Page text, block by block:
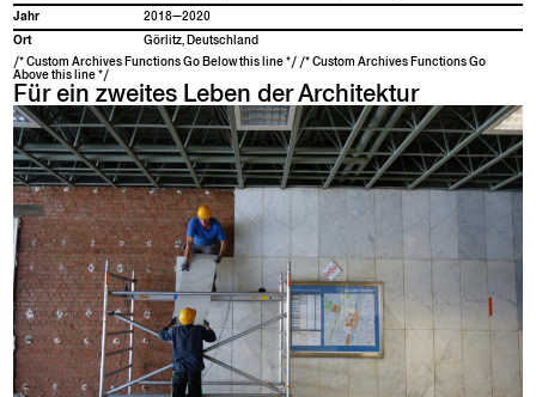
Jahr
2018—2020
Ort
Gör­litz, Deutschland
/* Custom Archives Functions Go Below this line */ /* Custom Archives Functions Go
Above this line */
Für ein zweites Leben der Architektur